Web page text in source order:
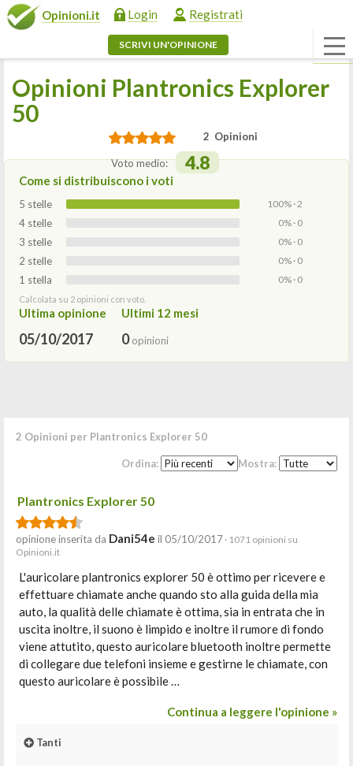
Opinioni.it Login Registrati
SCRIVI UN'OPINIONE
Opinioni Plantronics Explorer
50
2 Opinioni
Voto medio: 4.8
Come si distribuiscono i voti
5 stelle 100% · 2
4 stelle 0% · 0
3 stelle 0% · 0
2 stelle 0% · 0
1 stella 0% · 0
Calcolata su 2 opinioni con voto.
Ultima opinione
05/10/2017
Ultimi 12 mesi
0opinioni
2 Opinioni per Plantronics Explorer 50
Ordina: Mostra:
Plantronics Explorer 50
opinione inserita da Dani54e il 05/10/2017 · 1071 opinioni su
Opinioni.it
L'auricolare plantronics explorer 50 è ottimo per ricevere e
effettuare chiamate anche quando sto alla guida della mia
auto, la qualità delle chiamate è ottima, sia in entrata che in
uscita inoltre, il suono è limpido e inoltre il rumore di fondo
viene attutito, questo auricolare bluetooth inoltre permette
di collegare due telefoni insieme e gestirne le chiamate, con
questo auricolare è possibile …
Continua a leggere l'opinione »
Tanti